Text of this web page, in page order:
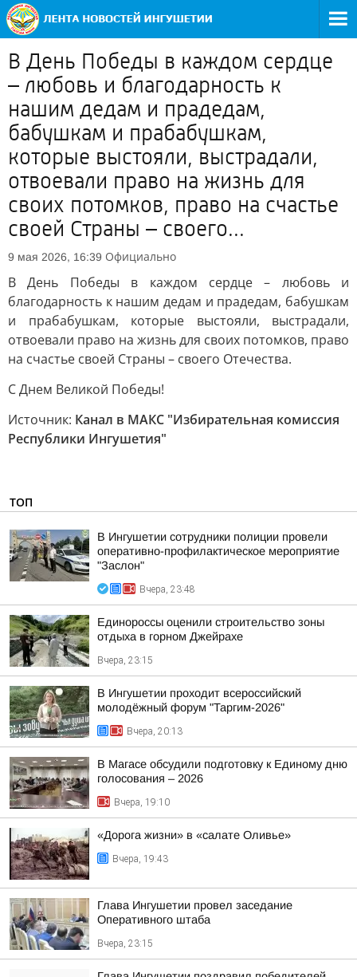
В День Победы в каждом сердце
– любовь и благодарность к
нашим дедам и прадедам,
бабушкам и прабабушкам,
которые выстояли, выстрадали,
отвоевали право на жизнь для
своих потомков, право на счастье
своей Страны – своего...
9 мая 2026, 16:39 Официально
В День Победы в каждом сердце – любовь и
благодарность к нашим дедам и прадедам, бабушкам
и прабабушкам, которые выстояли, выстрадали,
отвоевали право на жизнь для своих потомков, право
на счастье своей Страны – своего Отечества.
С Днем Великой Победы!
Источник: Канал в МАКС "Избирательная комиссия
Республики Ингушетия"
ТОП
В Ингушетии сотрудники полиции провели
оперативно-профилактическое мероприятие
"Заслон"
Вчера, 23:48
Единороссы оценили строительство зоны
отдыха в горном Джейрахе
Вчера, 23:15
В Ингушетии проходит всероссийский
молодёжный форум "Таргим-2026"
Вчера, 20:13
В Магасе обсудили подготовку к Единому дню
голосования – 2026
Вчера, 19:10
«Дорога жизни» в «салате Оливье»
Вчера, 19:43
Глава Ингушетии провел заседание
Оперативного штаба
Вчера, 23:15